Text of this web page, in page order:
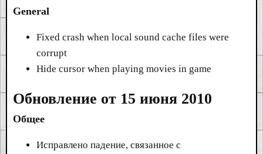
General
Fixed crash when local sound cache files were
corrupt
Hide cursor when playing movies in game
Обновление от 15 июня 2010
Общее
Исправлено падение, связанное с